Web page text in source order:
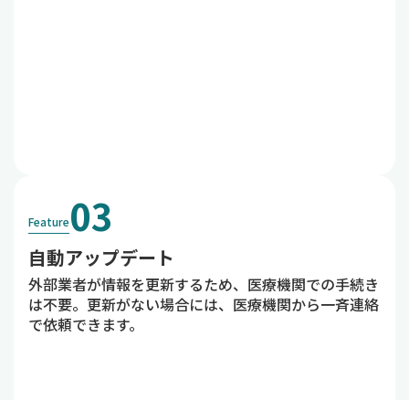
Feature03
自動アップデート
外部業者が情報を更新するため、医療機関での手続き
は不要。更新がない場合には、医療機関から一斉連絡
で依頼できます。